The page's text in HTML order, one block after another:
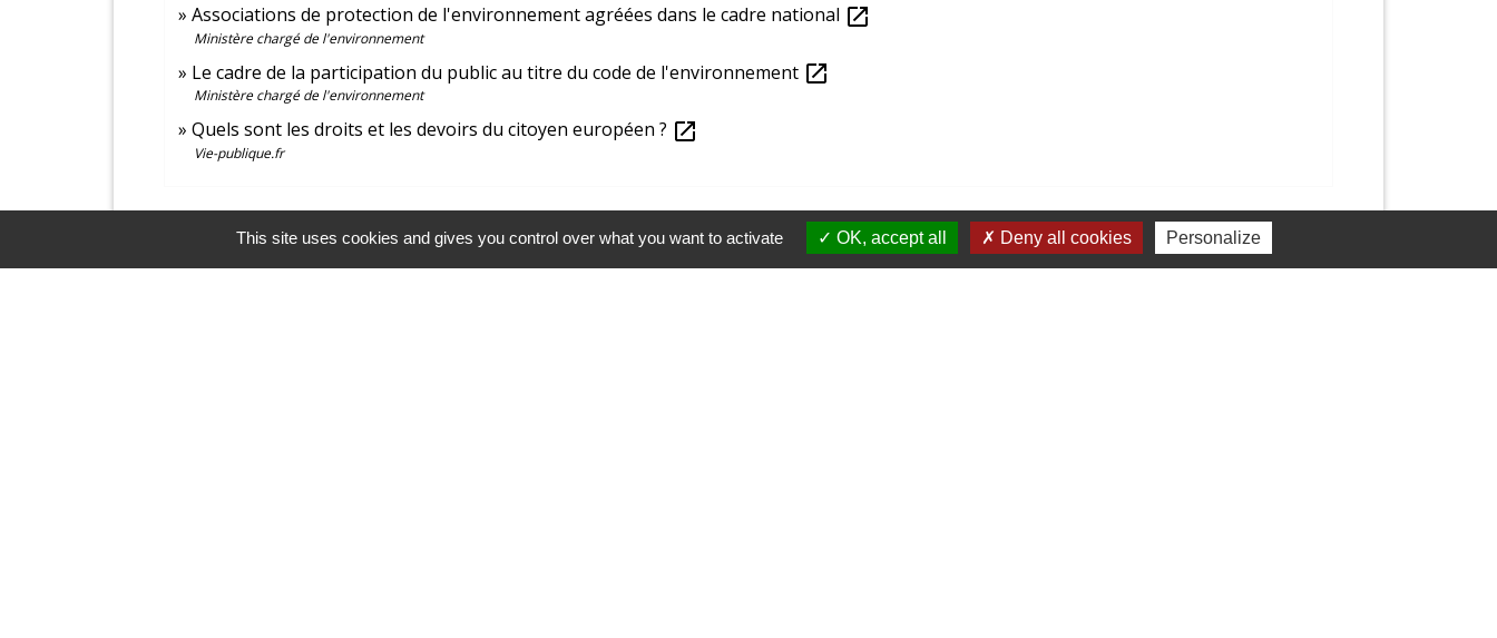
Associations de protection de l'environnement agréées dans le cadre national open_in_new
Ministère chargé de l'environnement
Le cadre de la participation du public au titre du code de l'environnement open_in_new
Ministère chargé de l'environnement
Quels sont les droits et les devoirs du citoyen européen ? open_in_new
Vie-publique.fr
Signaler une erreur sur cette page
This site uses cookies and gives you control over what you want to activate OK, accept all Deny all cookies Personalize